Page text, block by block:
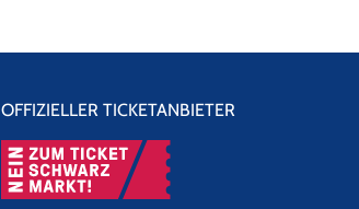
OFFIZIELLER TICKETANBIETER